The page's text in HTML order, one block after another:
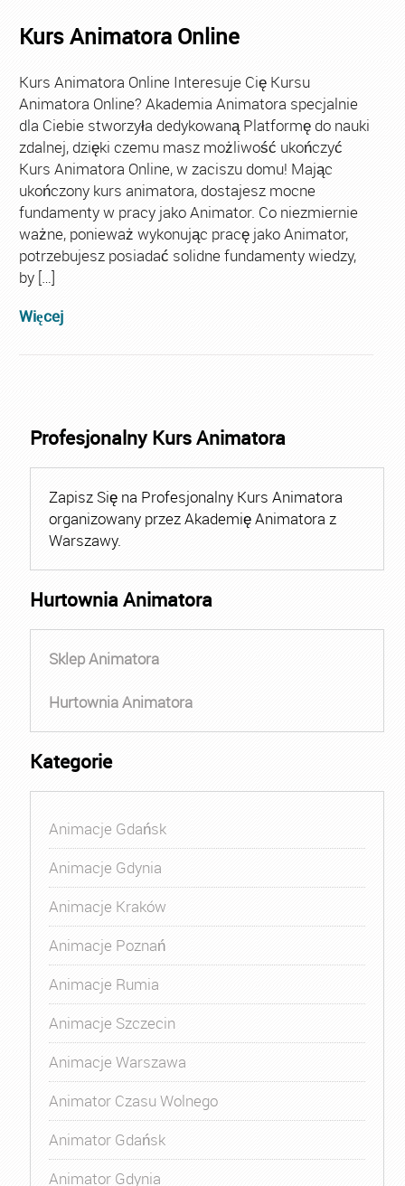
Kurs Animatora Online
Kurs Animatora Online Interesuje Cię Kursu
Animatora Online? Akademia Animatora specjalnie
dla Ciebie stworzyła dedykowaną Platformę do nauki
zdalnej, dzięki czemu masz możliwość ukończyć
Kurs Animatora Online, w zaciszu domu! Mając
ukończony kurs animatora, dostajesz mocne
fundamenty w pracy jako Animator. Co niezmiernie
ważne, ponieważ wykonując pracę jako Animator,
potrzebujesz posiadać solidne fundamenty wiedzy,
by […]
Więcej
Profesjonalny Kurs Animatora
Zapisz Się na Profesjonalny Kurs Animatora
organizowany przez Akademię Animatora z
Warszawy.
Hurtownia Animatora
Sklep Animatora
Hurtownia Animatora
Kategorie
Animacje Gdańsk
Animacje Gdynia
Animacje Kraków
Animacje Poznań
Animacje Rumia
Animacje Szczecin
Animacje Warszawa
Animator Czasu Wolnego
Animator Gdańsk
Animator Gdynia